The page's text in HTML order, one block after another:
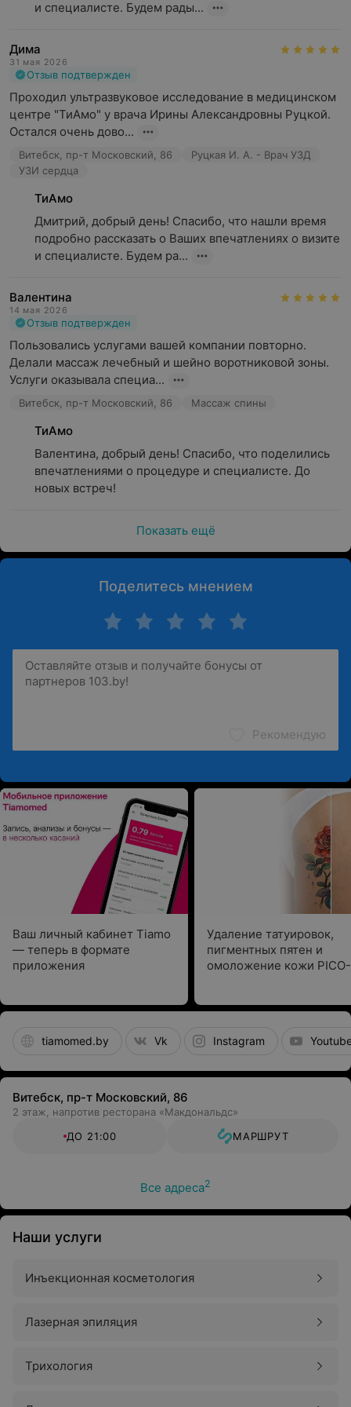
и специалисте. Будем рады...
Дима
31 мая 2026
Отзыв подтвержден
Проходил ультразвуковое исследование в медицинском
центре "ТиАмо" у врача Ирины Александровны Руцкой.
Остался очень дово...
Витебск, пр-т Московский, 86
Руцкая И. А. - Врач УЗД
УЗИ сердца
ТиАмо
Дмитрий, добрый день! Спасибо, что нашли время
подробно рассказать о Ваших впечатлениях о визите
и специалисте. Будем ра...
Валентина
14 мая 2026
Отзыв подтвержден
Пользовались услугами вашей компании повторно.
Делали массаж лечебный и шейно воротниковой зоны.
Услуги оказывала специа...
Витебск, пр-т Московский, 86 Массаж спины
ТиАмо
Валентина, добрый день! Спасибо, что поделились
впечатлениями о процедуре и специалисте. До
новых встреч!
Показать ещё
Поделитесь мнением
Рекомендую
Ваш личный кабинет Tiamo
— теперь в формате
приложения
Удаление татуировок,
пигментных пятен и
омоложение кожи PICO-
tiamomed.by Vk Instagram
Витебск, пр-т Московский, 86
2 этаж, напротив ресторана «Макдональдс»
ДО 21:00
МАРШРУТ
Все адреса2
Наши услуги
Инъекционная косметология
Лазерная эпиляция
Трихология